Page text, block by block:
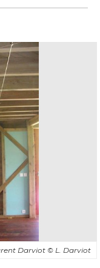
Darviot © L. Darviot